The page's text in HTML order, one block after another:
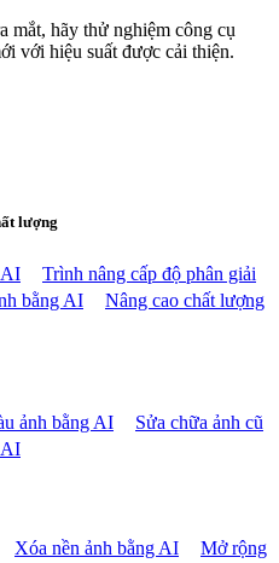
mắt, hãy thử nghiệm công cụ
với hiệu suất được cải thiện.
lượng
AI
Trình nâng cấp độ phân giải
bằng AI
Nâng cao chất lượng
ảnh bằng AI
Sửa chữa ảnh cũ
AI
Xóa nền ảnh bằng AI
Mở rộng